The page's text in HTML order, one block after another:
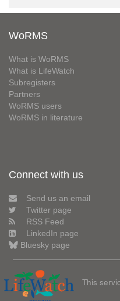
WoRMS
What is WoRMS
What is LifeWatch
Subregisters
Partners
WoRMS users
WoRMS in literature
Connect with us
Send us an email
Twitter page
RSS Feed
LinkedIn page
Bluesky page
This